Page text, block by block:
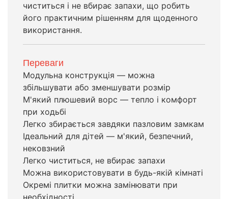
чиститься і не вбирає запахи, що робить
його практичним рішенням для щоденного
використання.
Переваги
Модульна конструкція — можна
збільшувати або зменшувати розмір
М'який плюшевий ворс — тепло і комфорт
при ходьбі
Легко збирається завдяки пазловим замкам
Ідеальний для дітей — м'який, безпечний,
нековзний
Легко чиститься, не вбирає запахи
Можна використовувати в будь-якій кімнаті
Окремі плитки можна замінювати при